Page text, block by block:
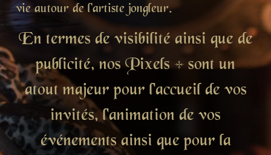
vie autour de l'artiste jongleur.
En termes de visibilité ainsi que de
publicité, nos Pixels + sont un
atout majeur pour l'accueil de vos
invités, l'animation de vos
événements ainsi que pour la